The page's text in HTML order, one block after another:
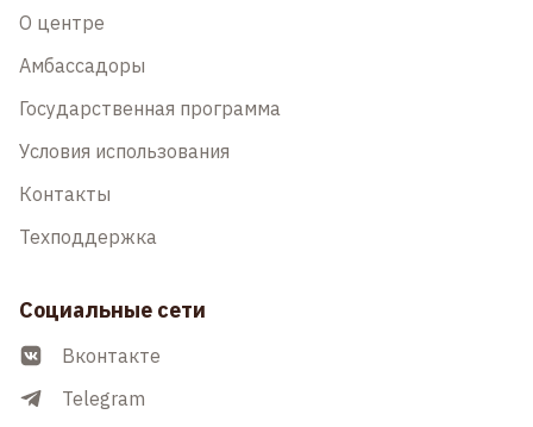
О центре
Амбассадоры
Государственная программа
Условия использования
Контакты
Техподдержка
Социальные сети
Вконтакте
Telegram